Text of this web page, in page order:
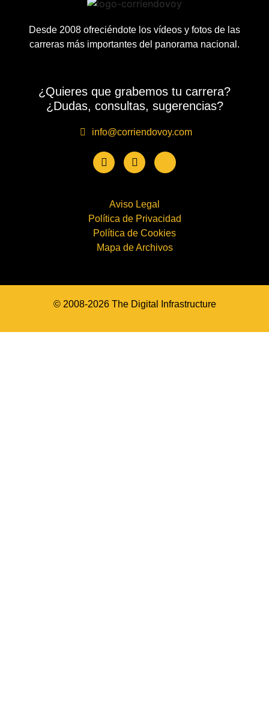
Desde 2008 ofreciéndote los vídeos y fotos de las
carreras más importantes del panorama nacional.
¿Quieres que grabemos tu carrera?
¿Dudas, consultas, sugerencias?
info@corriendovoy.com
Aviso Legal
Política de Privacidad
Política de Cookies
Mapa de Archivos
© 2008-2026 The Digital Infrastructure